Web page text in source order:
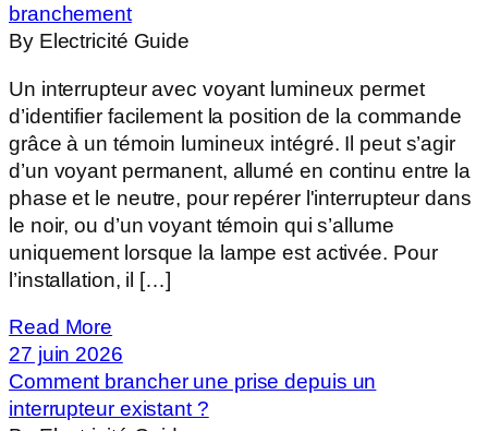
branchement
By Electricité Guide
Un interrupteur avec voyant lumineux permet
d’identifier facilement la position de la commande
grâce à un témoin lumineux intégré. Il peut s’agir
d’un voyant permanent, allumé en continu entre la
phase et le neutre, pour repérer l'interrupteur dans
le noir, ou d’un voyant témoin qui s’allume
uniquement lorsque la lampe est activée. Pour
l’installation, il […]
Read More
27 juin 2026
Comment brancher une prise depuis un
interrupteur existant ?